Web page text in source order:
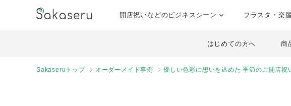
開店祝いなどのビジネスシーン フラスタ・楽
はじめての方へ 商
Sakaseruトップ オーダーメイド事例 優しい色彩に想いを込めた 季節のご開店祝